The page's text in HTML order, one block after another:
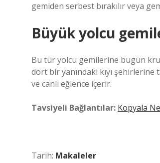
gemiden serbest bırakılır veya
Büyük yolcu
Bu tür yolcu gemilerine bugün
dört bir yanındaki kıyı şehirlerine
ve canlı eğlence içerir.
Tavsiyeli Bağlantılar: Kopyala
Tarih: Makaleler